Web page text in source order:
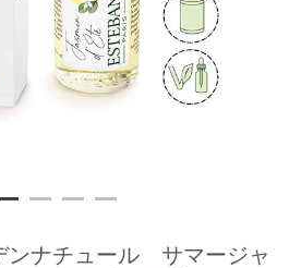
ンナチュール サマージャ